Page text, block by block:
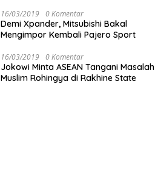
16/03/2019 0 Komentar
Demi Xpander, Mitsubishi Bakal
Mengimpor Kembali Pajero Sport
16/03/2019 0 Komentar
Jokowi Minta ASEAN Tangani Masalah
Muslim Rohingya di Rakhine State